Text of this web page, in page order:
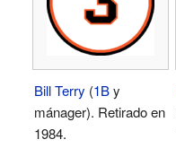
Bill Terry (1By
mánager). Retirado en
1984.